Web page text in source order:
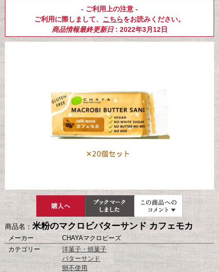
- ご利用上の注意 -
ご利用に際しまして、 こちらをお読みください。
商品情報最終更新日: 2022年3月12日
商品名：米粉のマクロビバターサンド カフェモカ
メーカー
CHAYAマクロビーズ
カテゴリー
洋菓子・焼菓子
バターサンド
卵不使用